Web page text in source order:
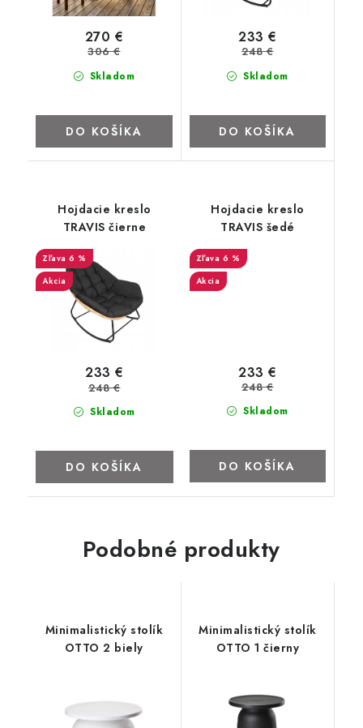
ZNAČKY
Napíšte nám
Obchodné podmienky
Podmienky ochrany osobných údajov
Cookies
O firme
Hodnotenie obchodu
Odstúpenie od zmluvy - vrátenie
Skladom
270 €
306 €
DO KOŠÍKA
Skladom
233 €
248 €
DO KOŠÍKA
Hojdacie kreslo
TRAVIS čierne
6 %
Akcia
Skladom
233 €
248 €
DO KOŠÍKA
Hojdacie kreslo
TRAVIS šedé
6 %
Akcia
Skladom
233 €
248 €
DO KOŠÍKA
Podobné produkty
Minimalistický stolík
OTTO 2 biely
Minimalistický stolík
OTTO 1 čierny